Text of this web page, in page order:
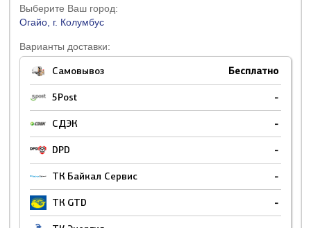
Выберите Ваш город:
Огайо, г. Колумбус
Варианты доставки:
Самовывоз Бесплатно
5Post -
СДЭК -
DPD -
ТК Байкал Сервис -
ТК GTD -